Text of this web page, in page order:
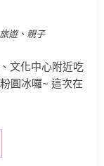
遊、親子
文化中心附近吃
圓冰囉~ 這次在
雄美食】糖圓圓 – 色彩